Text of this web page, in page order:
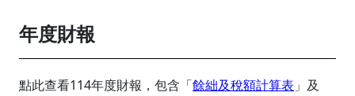
年度財報
點此查看114年度財報，包含「餘絀及稅額計算表 」及